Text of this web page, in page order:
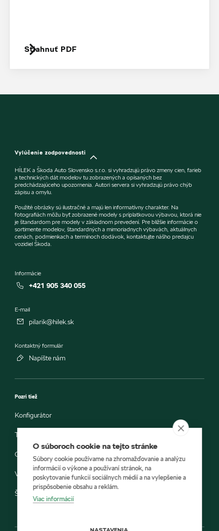
Stiahnuť PDF
Vylúčenie zodpovednosti
HÍLEK a Škoda Auto Slovensko s.r.o. si vyhradzujú právo zmeny cien, farieb
a technických dát modelov tu zobrazených a opísaných bez
predchádzajúceho upozornenia. Autori servera si vyhradzujú právo chýb
zápisu a omylu.
Použité obrázky sú ilustračné a majú len informatívny charakter. Na
fotografiách môžu byť zobrazené modely s príplatkovou výbavou, ktorá nie
je štandardom pre modely v základnom prevedení. Pre bližšie informácie o
sortimente modelov, štandardných a mimoriadnych výbavách, aktuálnych
cenách, podmienkach a termínoch dodávok, kontaktujte nášho predajcu
vozidiel Škoda.
Informácie
+421 905 340 055
E-mail
pilarik@hilek.sk
Kontaktný formulár
Napíšte nám
Pozri tiež
Konfigurátor
Testovacia jazda
Objednávka do servisu
Vozidlá ihneď k odberu
Škoda E-shop
O súboroch cookie na tejto stránke
Súbory cookie používame na zhromažďovanie a analýzu
informácií o výkone a používaní stránok, na
poskytovanie funkcií sociálnych médií a na vylepšenie a
prispôsobenie obsahu a reklám.
Viac informácií
NASTAVENIA